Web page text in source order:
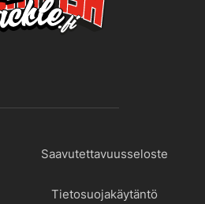
Saavutettavuusseloste
Tietosuojakäytäntö